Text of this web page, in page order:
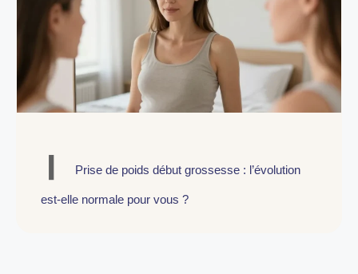
Prise de poids début grossesse : l’évolution
est-elle normale pour vous ?